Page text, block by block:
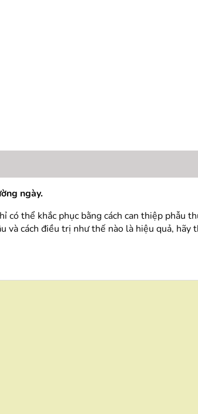
ngày.
thể khắc phục bằng cách can thiệp phẫu
cách điều trị như thế nào là hiệu quả, hãy